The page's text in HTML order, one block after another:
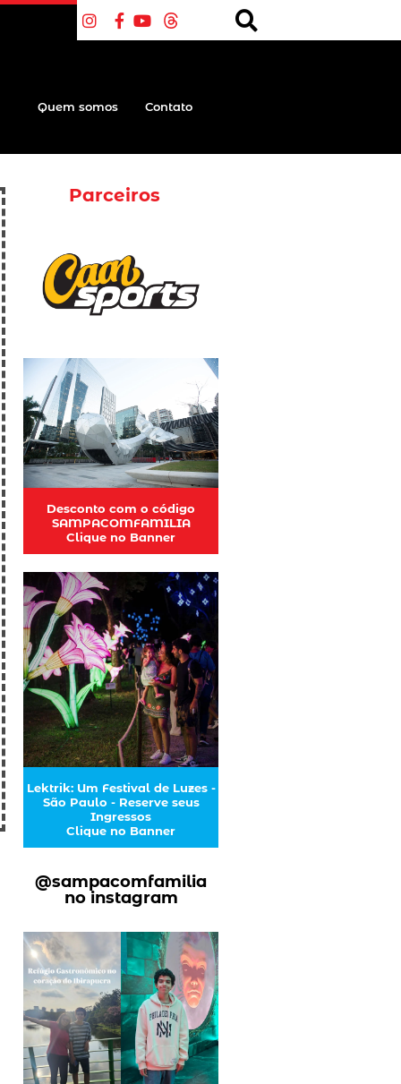
Quem somos Contato
Parceiros
Desconto com o código
SAMPACOMFAMILIA
Clique no Banner
Lektrik: Um Festival de Luzes -
São Paulo - Reserve seus
Ingressos
Clique no Banner
@sampacomfamilia
no instagram